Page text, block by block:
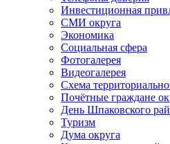
Инвестиционная
СМИ округа
Экономика
Социальная сфера
Фотогалерея
Видеогалерея
Схема
Почётные граждане
День Шпаковского
Туризм
Дума округа